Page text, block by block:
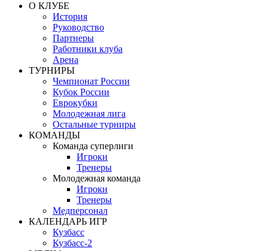
О КЛУБЕ
История
Руководство
Партнеры
Работники клуба
Арена
ТУРНИРЫ
Чемпионат России
Кубок России
Еврокубки
Молодежная лига
Остальные турниры
КОМАНДЫ
Команда суперлиги
Игроки
Тренеры
Молодежная команда
Игроки
Тренеры
Медперсонал
КАЛЕНДАРЬ ИГР
Кузбасс
Кузбасс-2